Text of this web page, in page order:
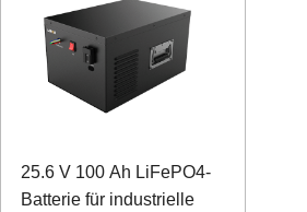
25.6 V 100 Ah LiFePO4-
Batterie für industrielle